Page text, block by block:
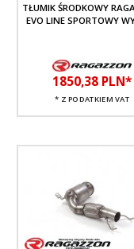
TŁUMIK ŚRODKOWY
EVO LINE SPORTOWY
1850,38 PLN*
* Z PODATKIEM VAT